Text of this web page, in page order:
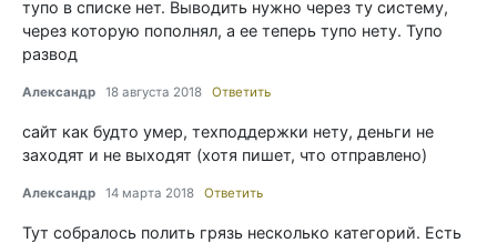
тупо в списке нет. Выводить нужно через ту систему,
через которую пополнял, а ее теперь тупо нету. Тупо
развод
Александр 18 августа 2018 Ответить
сайт как будто умер, техподдержки нету, деньги не
заходят и не выходят (хотя пишет, что отправлено)
Александр 14 марта 2018 Ответить
Тут собралось полить грязь несколько категорий. Есть